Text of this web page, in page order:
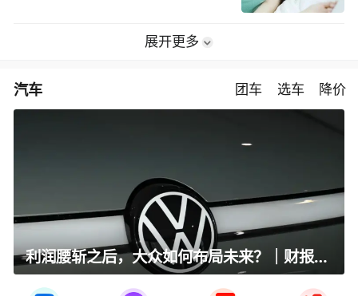
展开更多
汽车 团车 选车 降价
利润腰斩之后，大众如何布局未来？｜财报全视角